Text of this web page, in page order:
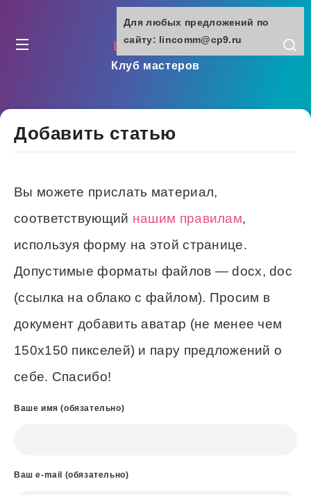
lincomm.ru
Клуб мастеров
Добавить статью
Вы можете прислать материал,
соответствующий нашим правилам,
используя форму на этой странице.
Допустимые форматы файлов — docx, doc
(ссылка на облако с файлом). Просим в
документ добавить аватар (не менее чем
150х150 пикселей) и пару предложений о
себе. Спасибо!
Ваше имя (обязательно)
Ваш e-mail (обязательно)
Для любых предложений по
сайту: lincomm@cp9.ru